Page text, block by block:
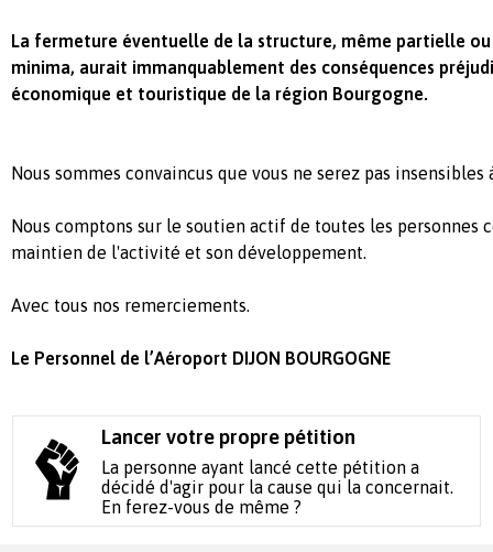
La fermeture éventuelle de la structure, même partielle
minima, aurait immanquablement des conséquences
économique et touristique de la région Bourgogne.
Nous sommes convaincus que vous ne serez pas
Nous comptons sur le soutien actif de toutes les personnes
maintien de l'activité et son développement.
Avec tous nos remerciements.
Le Personnel de l’Aéroport DIJON BOURGOGNE
Lancer votre propre pétition
La personne ayant lancé cette pétition a
décidé d'agir pour la cause qui la concernait.
En ferez-vous de même ?